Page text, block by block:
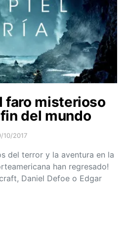
faro misterioso
del mundo
10/2017
del terror y la aventura en la
han regresado!
Daniel Defoe o Edgar